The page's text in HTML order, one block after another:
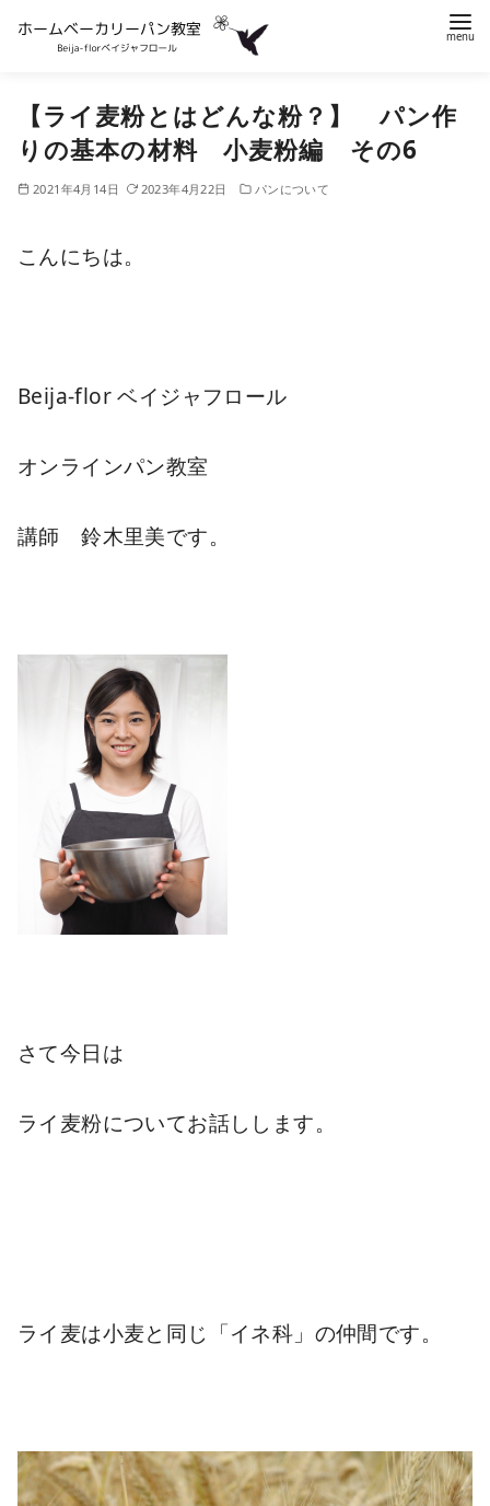
【ライ麦粉とはどんな粉？】 パン作
りの基本の材料 小麦粉編 その6
2021年4月14日 2023年4月22日 パンについて
こんにちは。
Beija-flor ベイジャフロール
オンラインパン教室
講師 鈴木里美です。
さて今日は
ライ麦粉についてお話しします。
ライ麦は小麦と同じ「イネ科」の仲間です。